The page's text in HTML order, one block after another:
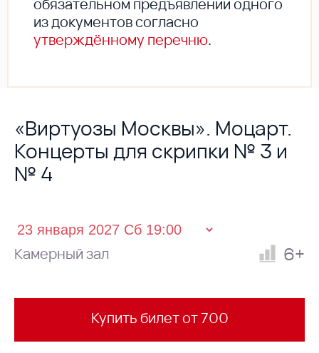
обязательном предъявлении одного
из документов согласно
утверждённому перечню.
«Виртуозы Москвы». Моцарт.
Концерты для скрипки № 3 и
№ 4
Камерный зал 6+
Купить билет от 700